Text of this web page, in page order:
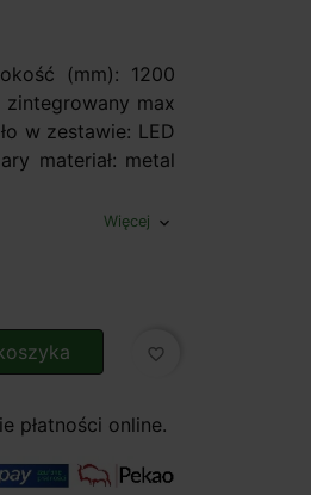
(mm): 1200
max
w zestawie: LED
materiał: metal
Więcej expand_more
favorite_border
płatności online.